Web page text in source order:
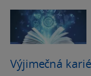
Výjimečná